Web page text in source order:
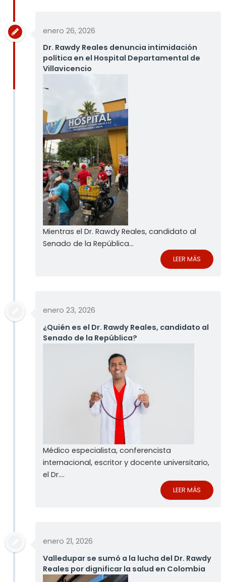
enero 26, 2026
Dr. Rawdy Reales denuncia intimidación
política en el Hospital Departamental de
Villavicencio
Mientras el Dr. Rawdy Reales, candidato al
Senado de la República...
LEER MÁS
enero 23, 2026
¿Quién es el Dr. Rawdy Reales, candidato al
Senado de la República?
Médico especialista, conferencista
internacional, escritor y docente universitario,
el Dr....
LEER MÁS
enero 21, 2026
Valledupar se sumó a la lucha del Dr. Rawdy
Reales por dignificar la salud en Colombia